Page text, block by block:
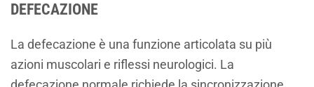
DEFECAZIONE
La defecazione è una funzione articolata su più
azioni muscolari e riflessi neurologici. La